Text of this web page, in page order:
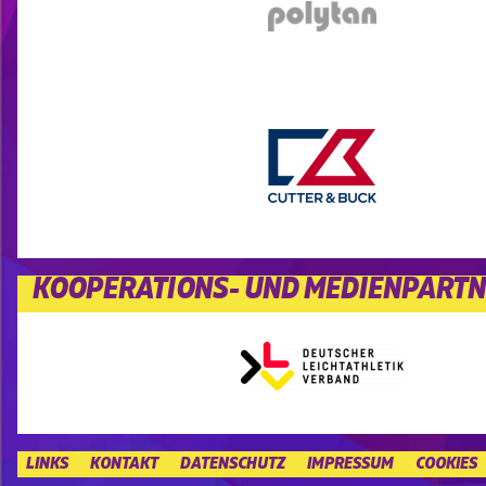
KOOPERATIONS- UND
LINKS KONTAKT DATENSCHUTZ IMPRESSUM COOKIES